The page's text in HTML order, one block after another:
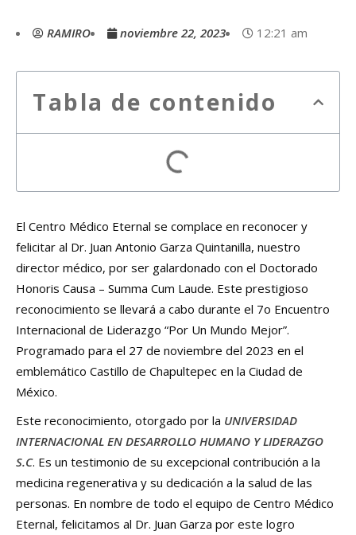
RAMIRO noviembre 22, 2023 12:21 am
Tabla de contenido
El Centro Médico Eternal se complace en reconocer y
felicitar al Dr. Juan Antonio Garza Quintanilla, nuestro
director médico, por ser galardonado con el Doctorado
Honoris Causa – Summa Cum Laude. Este prestigioso
reconocimiento se llevará a cabo durante el 7o Encuentro
Internacional de Liderazgo “Por Un Mundo Mejor”.
Programado para el 27 de noviembre del 2023 en el
emblemático Castillo de Chapultepec en la Ciudad de
México.
Este reconocimiento, otorgado por la UNIVERSIDAD
INTERNACIONAL EN DESARROLLO HUMANO Y LIDERAZGO
S.C. Es un testimonio de su excepcional contribución a la
medicina regenerativa y su dedicación a la salud de las
personas. En nombre de todo el equipo de Centro Médico
Eternal, felicitamos al Dr. Juan Garza por este logro